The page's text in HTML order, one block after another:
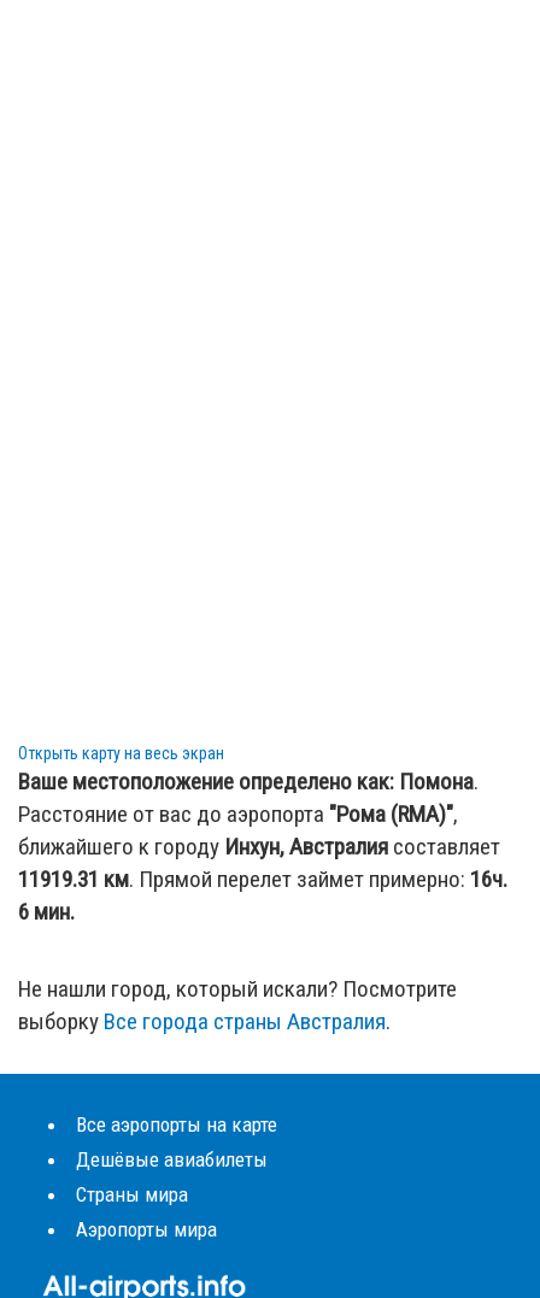
Открыть карту на весь экран
Ваше местоположение определено как: Помона.
Расстояние от вас до аэропорта "Рома (RMA)",
ближайшего к городу Инхун, Австралия составляет
11919.31 км. Прямой перелет займет примерно: 16ч.
6 мин.
Не нашли город, который искали? Посмотрите
выборку Все города страны Австралия.
Все аэропорты на карте
Дешёвые авиабилеты
Страны мира
Аэропорты мира